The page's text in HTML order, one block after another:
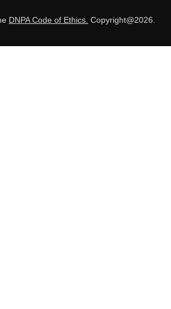
DNPA Code of Ethics. Copyright@2026.